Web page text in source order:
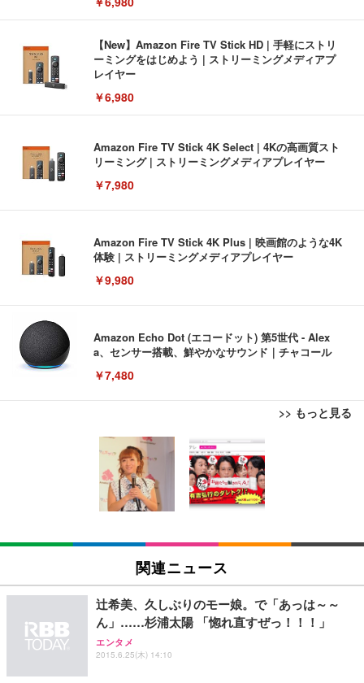
【New】Amazon Fire TV Stick HD | 手軽にストリ
ーミングをはじめよう | ストリーミングメディアプ
レイヤー
￥6,980
Amazon Fire TV Stick 4K Select | 4Kの高画質スト
リーミング | ストリーミングメディアプレイヤー
￥7,980
Amazon Fire TV Stick 4K Plus | 映画館のような4K
体験 | ストリーミングメディアプレイヤー
￥9,980
Amazon Echo Dot (エコードット) 第5世代 - Alex
a、センサー搭載、鮮やかなサウンド｜チャコール
￥7,480
>> もっと見る
[EdoErgo] オフィスチェア 椅子 テレワーク 疲れな
い 跳ね上げ式アームレスト コンパクト 約105度ロッ
キング pc 事務椅子 360度回転 座面昇降 強化ナイロ
ン樹脂ベース 通気性メッシュ 在宅ワーク H-WY01
(黒網+黒枠+黒足)
￥5,699
SIHOO B100 オフィスチェア／デスクチェア メッシ
ュチェア 人間工学 疲れない ブラック
￥27,999
Sezlife オフィスチェア デスクチェア 疲れない テレ
ワーク チェア 強化バックレスト 30度ロッキング機
能 人間工学 椅子 腰サポート 90度跳ね上げ式アーム
EIZO ビジネス向けプレミアムモニター | FlexScan
EV3240X-WT | 31.5型4K UHD・USB Type-C・ホワ
イト
￥105,595
EIZO ビジネス向けプレミアムモニター | FlexScan
【純正品】27"ゲーミングモニター DualSense 充電
フック付き（CFI-ZDM1J）
Amazonベーシック ペットシーツ 薄型 レギュラー 1
回使い捨て 無香料 ホワイト 300枚
￥3,373
Amazonベーシック ペットシーツ 厚型 ワイド 42枚
x2袋(84枚) ホワイト(吸収面:ライトブルー)
￥3,234
ネオ・ルーライフ ネオ・オムツ L 中型犬用 26枚入
り 単品
関連ニュース
辻希美、久しぶりのモー娘。で「あっは～～
ん」……杉浦太陽 「惚れ直すぜっ！！！」
エンタメ
2015.6.25(木) 14:10